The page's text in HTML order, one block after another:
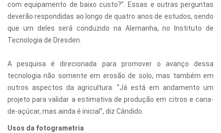
com equipamento de baixo custo?”. Essas e outras perguntas
deverão respondidas ao longo de quatro anos de estudos, sendo
que um deles será conduzido na Alemanha, no Instituto de
Tecnologia de Dresden.
A pesquisa é direcionada para promover o avanço dessa
tecnologia não somente em erosão de solo, mas também em
outros aspectos da agricultura. “Já está em andamento um
projeto para validar a estimativa de produção em citros e cana-
de-açúcar, mas ainda é inicial”, diz Cândido.
Usos da fotogrametria